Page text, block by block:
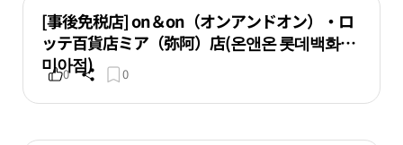
[事後免税店] on＆on（オンアンドオン）・ロ
ッテ百貨店ミア（弥阿）店(온앤온 롯데백화점
미아점)
0 0